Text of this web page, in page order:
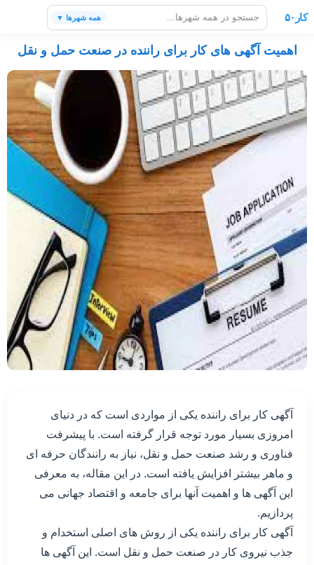
کار۵۰ همه شهرها ▼
اهمیت آگهی های کار برای راننده در صنعت حمل و نقل
آگهی کار برای راننده یکی از مواردی است که در دنیای
امروزی بسیار مورد توجه قرار گرفته است. با پیشرفت
فناوری و رشد صنعت حمل و نقل، نیاز به رانندگان حرفه ای
و ماهر بیشتر افزایش یافته است. در این مقاله، به معرفی
این آگهی ها و اهمیت آنها برای جامعه و اقتصاد جهانی می
پردازیم.
آگهی کار برای راننده یکی از روش های اصلی استخدام و
جذب نیروی کار در صنعت حمل و نقل است. این آگهی ها